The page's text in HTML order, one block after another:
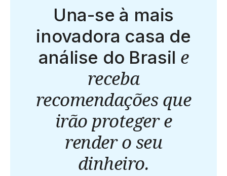
Una-se à mais
inovadora casa de
análise do Brasil e
receba
recomendações que
irão proteger e
render o seu
dinheiro.